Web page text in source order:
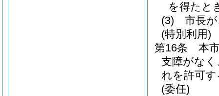
を得たと
(3)
市長
(特別利用)
第16条
本
支障がな
れを許可
(委任)